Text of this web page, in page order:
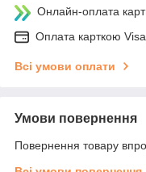
Онлайн-оплата
Оплата карткою
Всі умови оплати
Умови повернення
Повернення товару